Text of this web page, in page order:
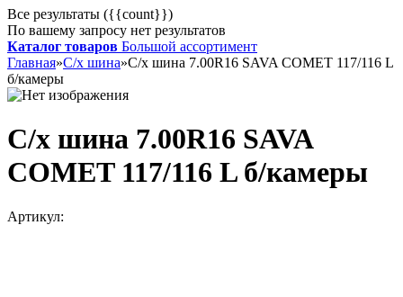
Все результаты ({{count}})
По вашему запросу нет результатов
Каталог товаров Большой ассортимент
Главная»С/х шина»С/х шина 7.00R16 SAVA COMET 117/116 L
б/камеры
С/х шина 7.00R16 SAVA
COMET 117/116 L б/камеры
Артикул: